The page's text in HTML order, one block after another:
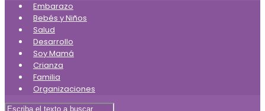
Embarazo
Bebés y Niños
Salud
Desarrollo
Soy Mamá
Crianza
Familia
Organizaciones